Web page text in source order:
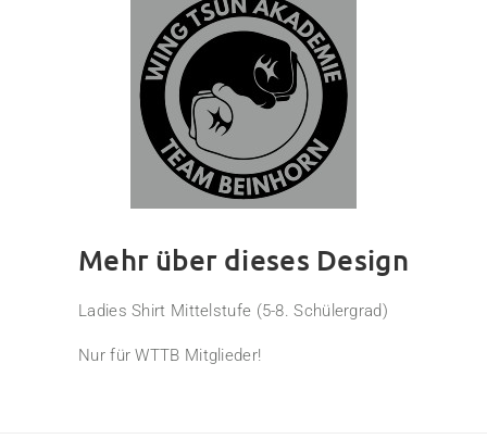
Mehr über dieses Design
Ladies Shirt Mittelstufe (5-8. Schülergrad)
Nur für WTTB Mitglieder!